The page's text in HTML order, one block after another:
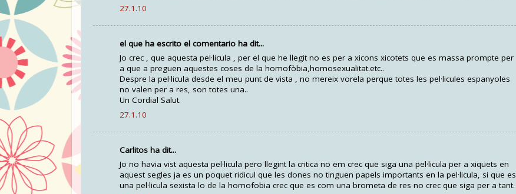
27.1.10
el que ha escrito el comentario ha dit...
Jo crec , que aquesta pel·licula , per el que he llegit no es per a xicons xicotets que es massa prompte per
a que a preguen aquestes coses de la homofòbia,homosexualitat.etc..
Despre la pel·licula desde el meu punt de vista , no mereix vorela perque totes les pel·licules espanyoles
no valen per a res, son totes una..
Un Cordial Salut.
27.1.10
Carlitos ha dit...
Jo no havia vist aquesta pel·licula pero llegint la critica no em crec que siga una pel·licula per a xiquets en
aquest segles ja es un poquet ridicul que les dones no tinguen papels importants en la pel·licula, si que es
una pel·licula sexista lo de la homofobia crec que es com una brometa de res no crec que siga per a tant.